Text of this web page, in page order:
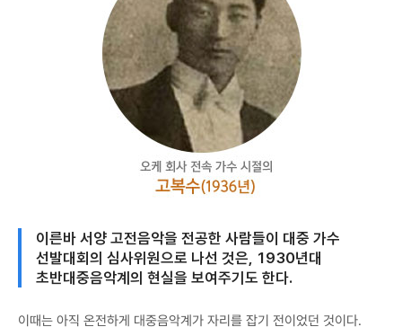
이른바 서양 고전음악을 전공한 사람들이 대중 가수
선발대회의 심사위원으로 나선 것은, 1930년대
초반대중음악계의 현실을 보여주기도 한다.
이때는 아직 온전하게 대중음악계가 자리를 잡기 전이었던 것이다.